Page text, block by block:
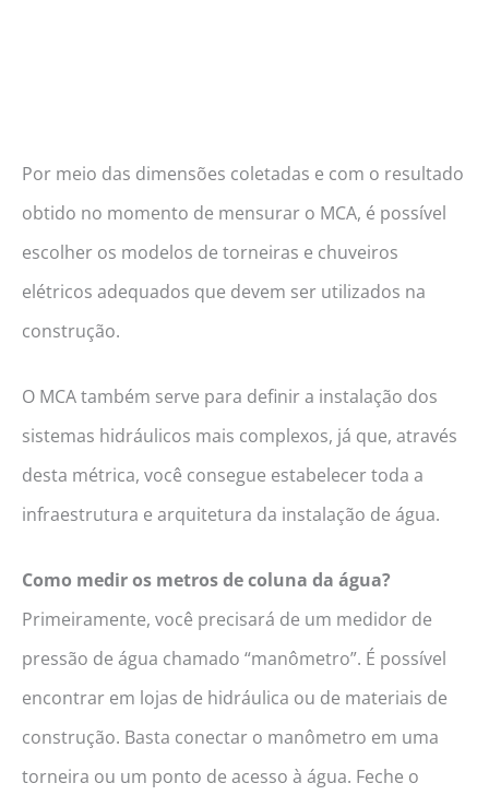
Por meio das dimensões coletadas e com o resultado
obtido no momento de mensurar o MCA, é possível
escolher os modelos de torneiras e chuveiros
elétricos adequados que devem ser utilizados na
construção.
O MCA também serve para definir a instalação dos
sistemas hidráulicos mais complexos, já que, através
desta métrica, você consegue estabelecer toda a
infraestrutura e arquitetura da instalação de água.
Como medir os metros de coluna da água?
Primeiramente, você precisará de um medidor de
pressão de água chamado “manômetro”. É possível
encontrar em lojas de hidráulica ou de materiais de
construção. Basta conectar o manômetro em uma
torneira ou um ponto de acesso à água. Feche o